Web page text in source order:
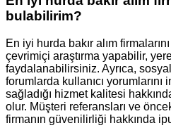
bulabilirim?
En iyi hurda bakır alım
çevrimiçi araştırma yapabilir,
faydalanabilirsiniz. Ayrıca,
forumlarda kullanıcı yorumlarını
sağladığı hizmet kalitesi
olur. Müşteri referansları ve
firmanın güvenilirliği hakkında